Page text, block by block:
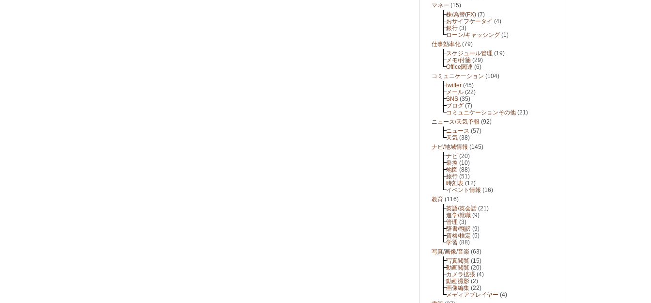
マネー (15)
株/為替(FX) (7)
おサイフケータイ (4)
銀行 (3)
ローン/キャッシング (1)
仕事効率化 (79)
スケジュール管理 (19)
メモ/付箋 (29)
Office関連 (6)
コミュニケーション (104)
twitter (45)
メール (22)
SNS (35)
ブログ (7)
コミュニケーションその他 (21)
ニュース/天気予報 (92)
ニュース (57)
天気 (38)
ナビ/地域情報 (145)
ナビ (20)
乗換 (10)
地図 (88)
旅行 (51)
時刻表 (12)
イベント情報 (16)
教育 (116)
英語/英会話 (21)
進学/就職 (9)
管理 (3)
辞書/翻訳 (9)
資格/検定 (5)
学習 (88)
写真/画像/音楽 (63)
写真閲覧 (15)
動画閲覧 (20)
カメラ拡張 (4)
動画撮影 (2)
画像編集 (22)
メディアプレイヤー (4)